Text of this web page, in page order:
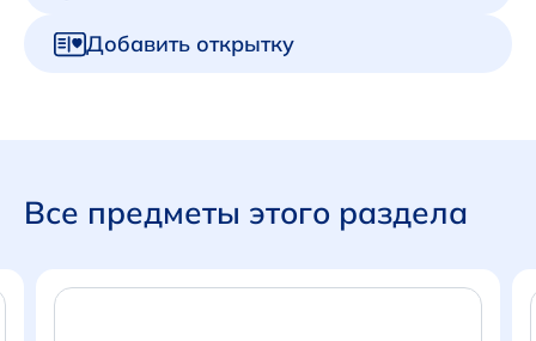
Добавить открытку
Все предметы этого раздела